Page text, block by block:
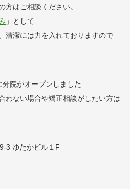
方はご相談ください。
」として
清潔には力を入れておりますので
院がオープンしました
わない場合や矯正相談がしたい方は
3 ゆたかビル１F